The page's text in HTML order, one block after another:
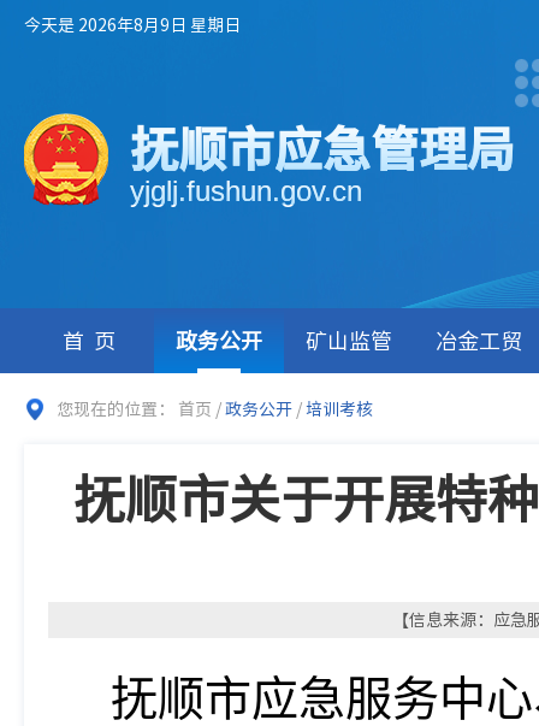
今天是 2026年8月9日 星期日
抚顺市应急管理局
yjglj.fushun.gov.cn
首页 政务公开 矿山监管 冶金工贸
您现在的位置： 首页 /政务公开 /培训考核
抚顺市关于开展特
【信息来源：应
抚顺市应急服务中